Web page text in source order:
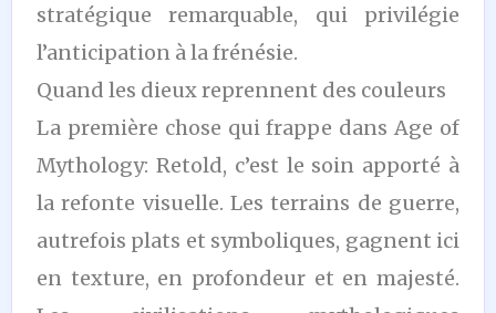
stratégique remarquable, qui privilégie
l’anticipation à la frénésie.
Quand les dieux reprennent des couleurs
La première chose qui frappe dans Age of
Mythology: Retold, c’est le soin apporté à
la refonte visuelle. Les terrains de guerre,
autrefois plats et symboliques, gagnent ici
en texture, en profondeur et en majesté.